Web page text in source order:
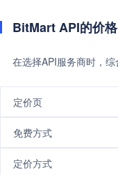
BitMart API的价格
在选择API服务商时，
定价页
免费方式
定价方式